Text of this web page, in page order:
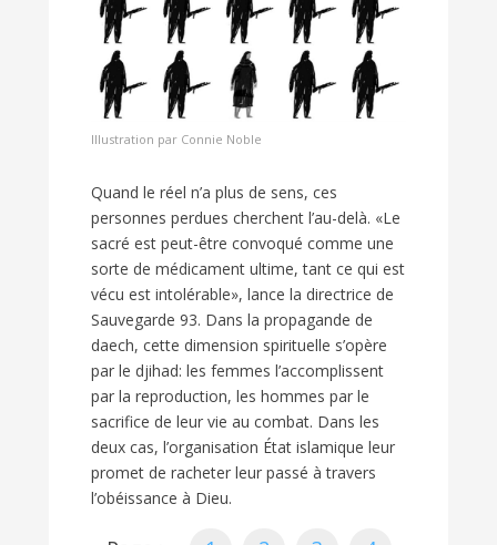
Illustration par Connie Noble
Quand le réel n’a plus de sens, ces
personnes perdues cherchent l’au-delà. «Le
sacré est peut-être convoqué comme une
sorte de médicament ultime, tant ce qui est
vécu est intolérable», lance la directrice de
Sauvegarde 93. Dans la propagande de
daech, cette dimension spirituelle s’opère
par le djihad: les femmes l’accomplissent
par la reproduction, les hommes par le
sacrifice de leur vie au combat. Dans les
deux cas, l’organisation État islamique leur
promet de racheter leur passé à travers
l’obéissance à Dieu.